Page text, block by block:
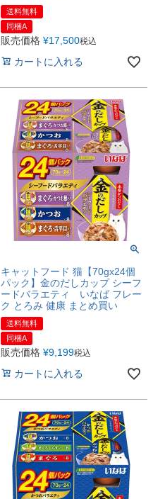
送料無料
同梱A
販売価格 ¥17,500税込
カートに入れる
キャットフード 猫【70gx24個
パック】金のだしカップ シーフ
ードバラエティ いなば フレー
ク とろみ 健康 まとめ買い
送料無料
同梱A
販売価格 ¥9,199税込
カートに入れる